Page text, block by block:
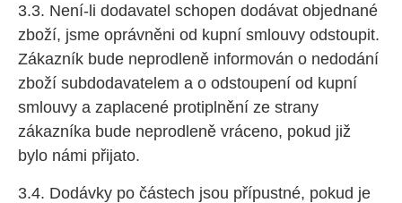
3.3. Není-li dodavatel schopen dodávat objednané
zboží, jsme oprávněni od kupní smlouvy odstoupit.
Zákazník bude neprodleně informován o nedodání
zboží subdodavatelem a o odstoupení od kupní
smlouvy a zaplacené protiplnění ze strany
zákazníka bude neprodleně vráceno, pokud již
bylo námi přijato.
3.4. Dodávky po částech jsou přípustné, pokud je